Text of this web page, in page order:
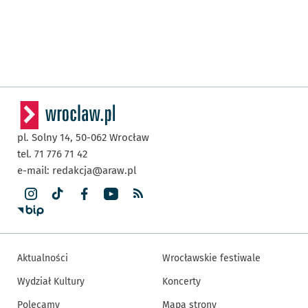
pl. Solny 14, 50-062 Wrocław
tel. 71 776 71 42
e-mail: redakcja@araw.pl
Aktualności
Wydział Kultury
Polecamy
Wrocławskie festiwale
Koncerty
Mapa strony